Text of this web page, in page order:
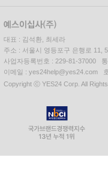
대표 : 김석환, 최세라
주소 : 서울시 영등포구 은행로 11,
사업자등록번호 : 229-81-37000
이메일 : yes24help@yes24.com
Copyright ⓒ YES24 Corp. All